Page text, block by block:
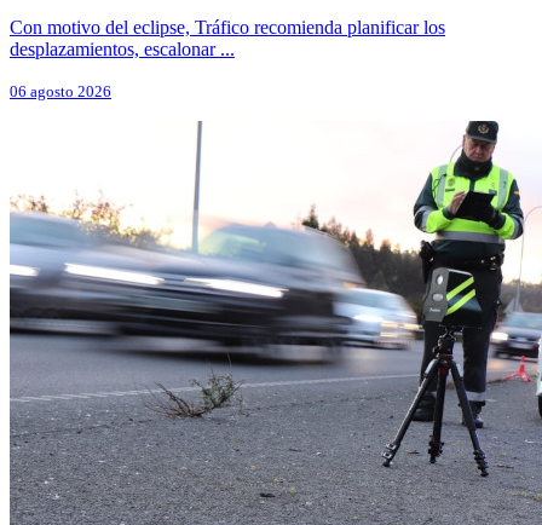
Con motivo del eclipse, Tráfico recomienda planificar los
desplazamientos, escalonar ...
06 agosto 2026